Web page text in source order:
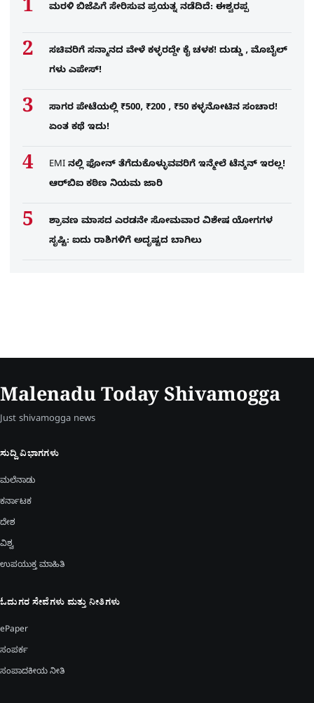
ಮರಳಿ ಬಿಜೆಪಿಗೆ ಸೇರಿಸುವ ಪ್ರಯತ್ನ ನಡೆದಿದೆ: ಈಶ್ವರಪ್ಪ
ಸಚಿವರಿಗೆ ಸನ್ಮಾನದ ವೇಳೆ ಕಳ್ಳರದ್ದೇ ಕೈ ಚಳಕ! ದುಡ್ಡು , ಮೊಬೈಲ್​
ಗಳು ಎಪೇಸ್!
ಸಾಗರ ಪೇಟೆಯಲ್ಲಿ ₹500, ₹200 , ₹50 ಕಳ್ಳನೋಟಿನ ಸಂಚಾರ!
ಏಂತ ಕಥೆ ಇದು!
EMI ನಲ್ಲಿ ಫೋನ್​ ತೆಗೆದುಕೊಳ್ಳುವವರಿಗೆ ಇನ್ಮೇಲೆ ಟೆನ್ಶನ್​ ಇರಲ್ಲ!
ಆರ್‌ಬಿಐ ಕಠಿಣ ನಿಯಮ ಜಾರಿ
ಶ್ರಾವಣ ಮಾಸದ ಎರಡನೇ ಸೋಮವಾರ ವಿಶೇಷ ಯೋಗಗಳ
ಸೃಷ್ಟಿ: ಐದು ರಾಶಿಗಳಿಗೆ ಅದೃಷ್ಟದ ಬಾಗಿಲು
Malenadu Today Shivamogga
Just shivamogga news
ಸುದ್ದಿ ವಿಭಾಗಗಳು
ಮಲೆನಾಡು
ಕರ್ನಾಟಕ
ದೇಶ
ವಿಶ್ವ
ಉಪಯುಕ್ತ ಮಾಹಿತಿ
ಓದುಗರ ಸೇವೆಗಳು ಮತ್ತು ನೀತಿಗಳು
ePaper
ಸಂಪರ್ಕ
ಸಂಪಾದಕೀಯ ನೀತಿ